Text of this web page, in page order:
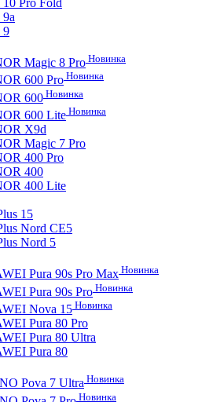
9
Magic 8 Pro Новинка
600 Pro Новинка
600Новинка
600 Lite Новинка
X9d
Magic 7 Pro
400 Pro
400
400 Lite
15
Nord CE5
Nord 5
Pura 90s Pro Max Новинка
Pura 90s Pro Новинка
Nova 15 Новинка
Pura 80 Pro
Pura 80 Ultra
Pura 80
Pova 7 Ultra Новинка
Новинка